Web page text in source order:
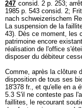
247 consid. 2 p. 253;
1985 p. 543 consid. 2;
nach schweizerischem
La suspension de la
43). Dès ce moment, les
patrimoine encore
réalisation de l'office
disposer du débiteur
Comme, après la clôture
disposition de tous ses
18'378 fr., et qu'elle en a
5.3 S'il ne conteste pas
faillites, le recourant